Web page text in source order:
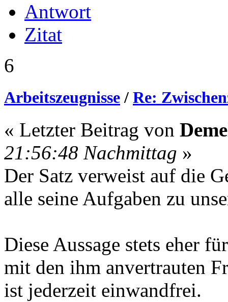
Antwort
Zitat
6
Arbeitszeugnisse/ Re:
« Letzter Beitrag von
21:56:48 Nachmittag »
Der Satz verweist auf die
alle seine Aufgaben zu
Diese Aussage stets eher
mit den ihm anvertrauten
ist jederzeit einwandfrei.